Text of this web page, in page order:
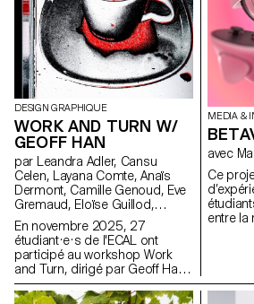
DESIGN GRAPHIQUE
WORK AND TURN W/
GEOFF HAN
par Leandra Adler, Cansu
Celen, Layana Comte, Anaïs
Dermont, Camille Genoud, Eve
Gremaud, Eloïse Guillod,
Mathis Harmant, Marie Hintzy,
Matteo Lucca, Maxime Manera,
Gaëtan Mauclair, Mathys
Mauron, Emma Morisseau,
Sara Pedersoli, Lucie Pittet,
Hélène Prongué, Leonardo
En novembre 2025, 27
étudiant·e·s de l'ECAL ont
participé au workshop Work
and Turn, dirigé par Geoff Han,
autour du thème du travail et du
travail invisible au sein de
MEDIA &
Ce
entre la